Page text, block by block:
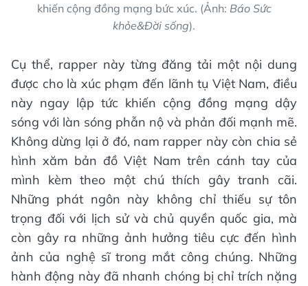
khiến cộng đồng mạng bức xúc. (Ảnh: Báo Sức
khỏe&Đời sống).
Cụ thể, rapper này từng đăng tải một nội dung
được cho là xúc phạm đến lãnh tụ Việt Nam, điều
này ngay lập tức khiến cộng đồng mạng dậy
sóng với làn sóng phẫn nộ và phản đối mạnh mẽ.
Không dừng lại ở đó, nam rapper này còn chia sẻ
hình xăm bản đồ Việt Nam trên cánh tay của
mình kèm theo một chú thích gây tranh cãi.
Những phát ngôn này không chỉ thiếu sự tôn
trọng đối với lịch sử và chủ quyền quốc gia, mà
còn gây ra những ảnh hưởng tiêu cực đến hình
ảnh của nghệ sĩ trong mắt công chúng. Những
hành động này đã nhanh chóng bị chỉ trích nặng